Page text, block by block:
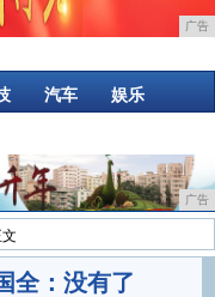
广告
汽车 娱乐
广告
全：没有了